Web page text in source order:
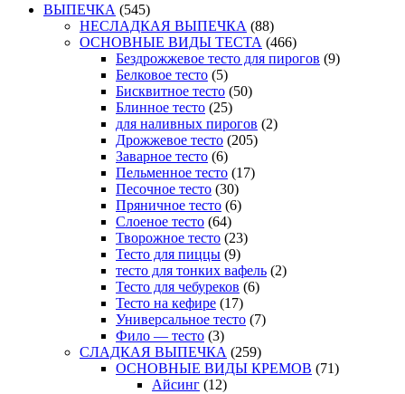
ВЫПЕЧКА (545)
НЕСЛАДКАЯ ВЫПЕЧКА (88)
ОСНОВНЫЕ ВИДЫ ТЕСТА (466)
Бездрожжевое тесто для пирогов (9)
Белковое тесто (5)
Бисквитное тесто (50)
Блинное тесто (25)
для наливных пирогов (2)
Дрожжевое тесто (205)
Заварное тесто (6)
Пельменное тесто (17)
Песочное тесто (30)
Пряничное тесто (6)
Слоеное тесто (64)
Творожное тесто (23)
Тесто для пиццы (9)
тесто для тонких вафель (2)
Тесто для чебуреков (6)
Тесто на кефире (17)
Универсальное тесто (7)
Фило — тесто (3)
СЛАДКАЯ ВЫПЕЧКА (259)
ОСНОВНЫЕ ВИДЫ КРЕМОВ (71)
Айсинг (12)